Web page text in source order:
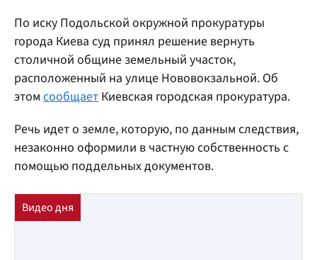
По иску Подольской окружной прокуратуры
города Киева суд принял решение вернуть
столичной общине земельный участок,
расположенный на улице Нововокзальной. Об
этом сообщает Киевская городская прокуратура.
Речь идет о земле, которую, по данным следствия,
незаконно оформили в частную собственность с
помощью поддельных документов.